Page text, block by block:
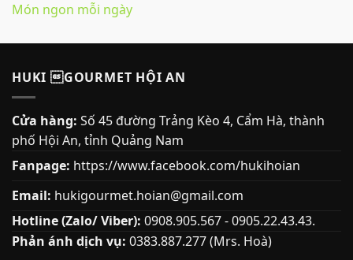
Món ngon mỗi ngày
HUKI GOURMET HỘI AN
Cửa hàng: Số 45 đường Trảng Kèo 4, Cẩm Hà, thành
phố Hội An, tỉnh Quảng Nam
Fanpage: https://www.facebook.com/hukihoian
Email: hukigourmet.hoian@gmail.com
Hotline (Zalo/ Viber): 0908.905.567 - 0905.22.43.43.
Phản ánh dịch vụ: 0383.887.277 (Mrs. Hoà)